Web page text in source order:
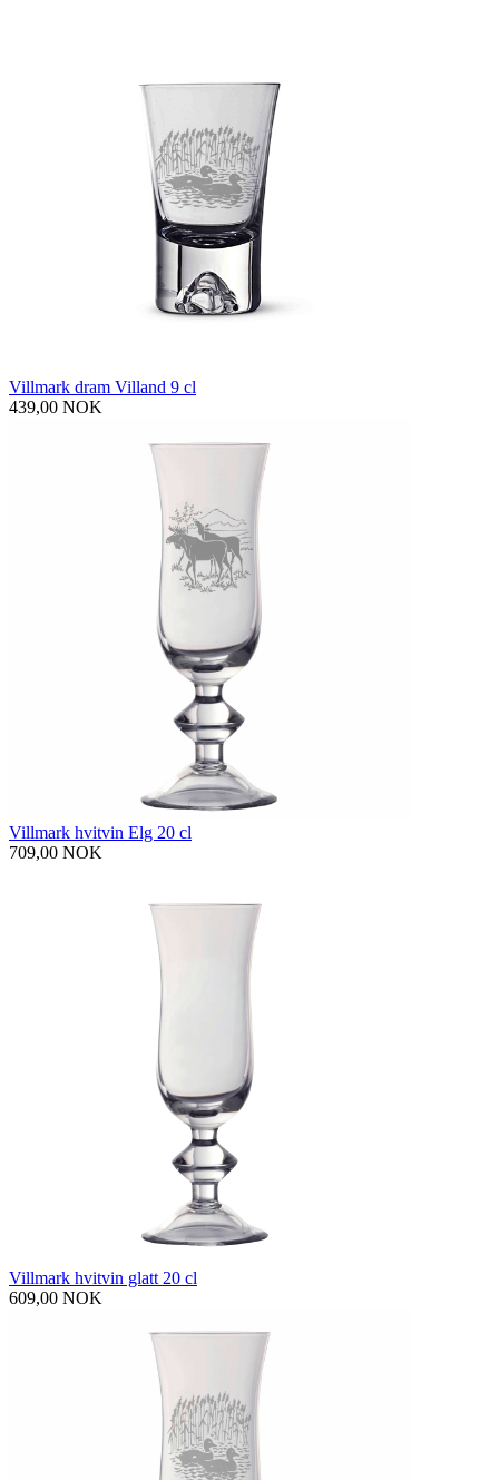
Villmark dram Villand 9 cl
439,00 NOK
Villmark hvitvin Elg 20 cl
709,00 NOK
Villmark hvitvin glatt 20 cl
609,00 NOK